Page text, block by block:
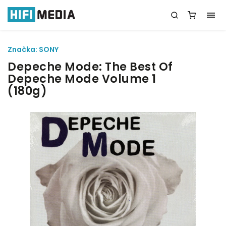
Depeche Mode: The Best Of
Depeche Mode Volume 1
(180g)
Značka: SONY